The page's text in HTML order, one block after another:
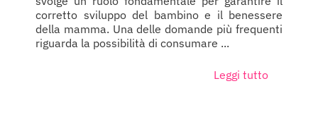
corretto sviluppo del bambino e il benessere
della mamma. Una delle domande più frequenti
riguarda la possibilità di consumare ...
Leggi tutto